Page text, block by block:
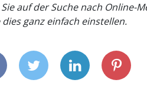
Sie auf der Suche nach Online-
dies ganz einfach einstellen.